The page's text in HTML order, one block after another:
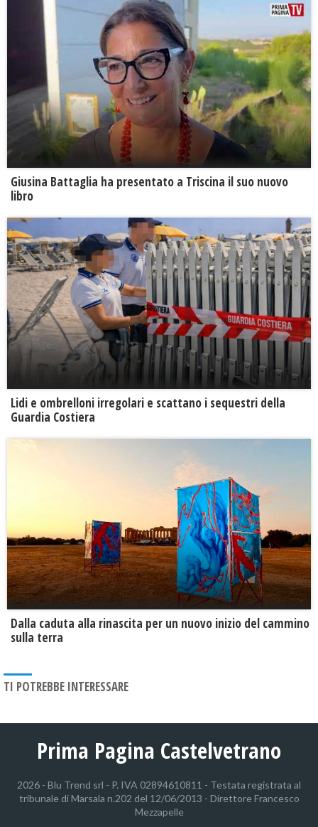
Giusina Battaglia ha presentato a Triscina il suo nuovo
libro
Lidi e ombrelloni irregolari e scattano i sequestri della
Guardia Costiera
Dalla caduta alla rinascita per un nuovo inizio del cammino
sulla terra
TI POTREBBE INTERESSARE
Prima Pagina Castelvetrano
2026 - Blu Trend srl - P. IVA 02894610811 - Testata registrata al
tribunale di Marsala n.202 del 12/06/2013 - Direttore Francesco
Mezzapelle